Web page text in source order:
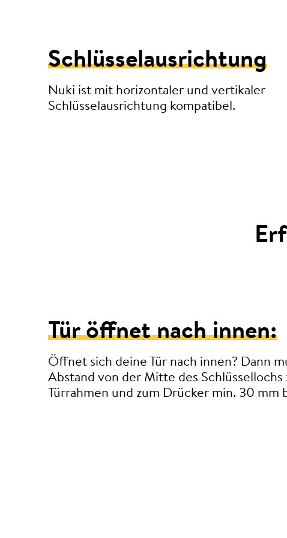
Schlüsselausrichtung
Nuki ist mit horizontaler und vertikaler
Schlüsselausrichtung kompatibel.
Tür öffnet nach innen:
Öffnet sich deine Tür nach innen? Dann
Abstand von der Mitte des Schlüssellochs
Türrahmen und zum Drücker min. 30 mm